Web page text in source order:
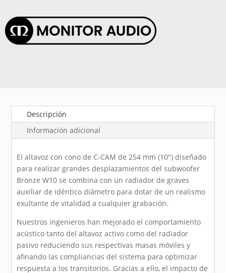
Descripción
Información adicional
El altavoz con cono de C-CAM de 254 mm (10") diseñado
para realizar grandes desplazamientos del subwoofer
Bronze W10 se combina con un radiador de graves
auxiliar de idéntico diámetro para dotar de un realismo
exultante de vitalidad a cualquier grabación.
Nuestros ingenieros han mejorado el comportamiento
acústico tanto del altavoz activo como del radiador
pasivo reduciendo sus respectivas masas móviles y
afinando las compliancias del sistema para optimizar
respuesta a los transitorios. Gracias a ello, el impacto de